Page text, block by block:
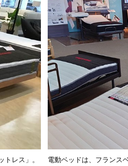
レス」。
電動ベッドは、フランス